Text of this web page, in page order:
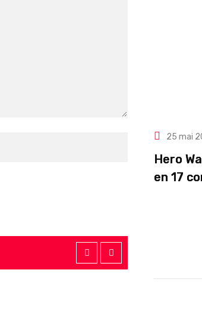
25 mai
Hero
en 17